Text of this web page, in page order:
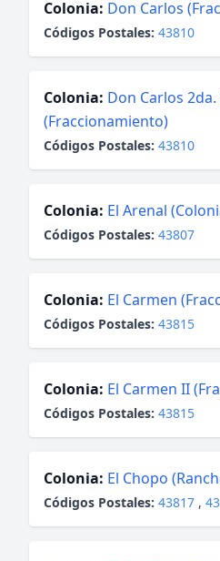
Colonia: Don Carlos
Códigos Postales: 43810
Colonia: Don Carlos 2da.
(Fraccionamiento)
Códigos Postales: 43810
Colonia: El Arenal
Códigos Postales: 43807
Colonia: El Carmen
Códigos Postales: 43815
Colonia: El Carmen II
Códigos Postales: 43815
Colonia: El Chopo
Códigos Postales: 43817 ,